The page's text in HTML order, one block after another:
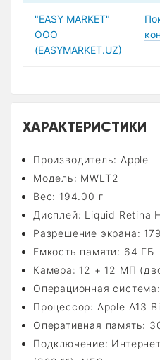
"EASY MARKET"
OOO
(EASYMARKET.UZ)
ХАРАКТЕРИСТИКИ
Производитель: Apple
Модель: MWLT2
Вес: 194.00 г
Дисплей: Liquid Retina
Разрешение экрана:
Емкость памяти: 64 ГБ
Камера: 12 + 12 МП
Операционная
Процессор: Apple A13
Оперативная память:
Подключение: